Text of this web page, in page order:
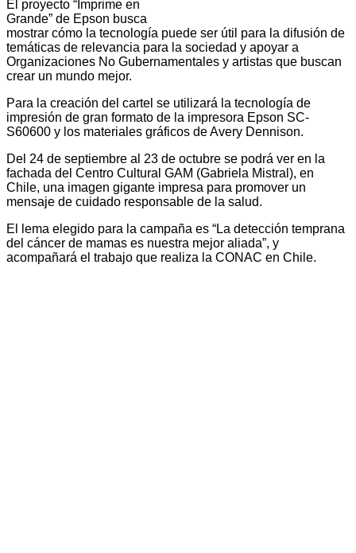
El proyecto “Imprime en
Grande” de Epson busca
mostrar cómo la tecnología puede ser útil para la difusión de
temáticas de relevancia para la sociedad y apoyar a
Organizaciones No Gubernamentales y artistas que buscan
crear un mundo mejor.
Para la creación del cartel se utilizará la tecnología de
impresión de gran formato de la impresora Epson SC-
S60600 y los materiales gráficos de Avery Dennison.
Del 24 de septiembre al 23 de octubre se podrá ver en la
fachada del Centro Cultural GAM (Gabriela Mistral), en
Chile, una imagen gigante impresa para promover un
mensaje de cuidado responsable de la salud.
El lema elegido para la campaña es “La detección temprana
del cáncer de mamas es nuestra mejor aliada”, y
acompañará el trabajo que realiza la CONAC en Chile.